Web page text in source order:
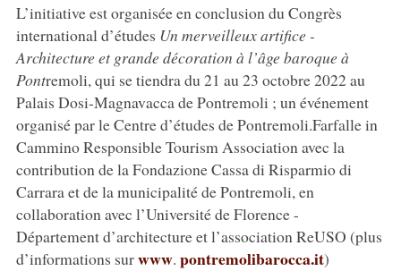
L’initiative est organisée en conclusion du Congrès
international d’études Un merveilleux artifice -
Architecture et grande décoration à l’âge baroque à
Pontremoli, qui se tiendra du 21 au 23 octobre 2022 au
Palais Dosi-Magnavacca de Pontremoli ; un événement
organisé par le Centre d’études de Pontremoli.Farfalle in
Cammino Responsible Tourism Association avec la
contribution de la Fondazione Cassa di Risparmio di
Carrara et de la municipalité de Pontremoli, en
collaboration avec l’Université de Florence -
Département d’architecture et l’association ReUSO (plus
d’informations surwww. pontremolibarocca.it)